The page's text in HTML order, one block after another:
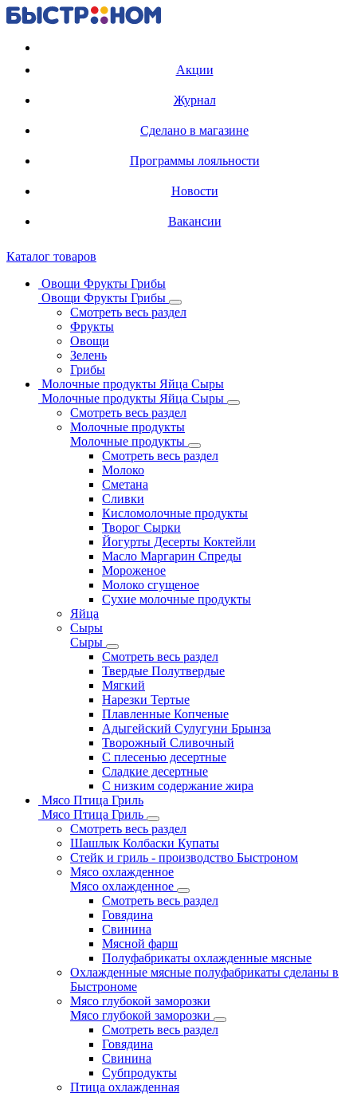
Акции
Журнал
Сделано в магазине
Программы лояльности
Новости
Вакансии
Каталог товаров
Овощи Фрукты Грибы
Овощи Фрукты Грибы
Смотреть весь раздел
Фрукты
Овощи
Зелень
Грибы
Молочные продукты Яйца Сыры
Молочные продукты Яйца Сыры
Смотреть весь раздел
Молочные продукты
Молочные продукты
Смотреть весь раздел
Молоко
Сметана
Сливки
Кисломолочные продукты
Творог Сырки
Йогурты Десерты Коктейли
Масло Маргарин Спреды
Мороженое
Молоко сгущеное
Сухие молочные продукты
Яйца
Сыры
Сыры
Смотреть весь раздел
Твердые Полутвердые
Мягкий
Нарезки Тертые
Плавленные Копченые
Адыгейский Сулугуни Брынза
Творожный Сливочный
С плесенью десертные
Сладкие десертные
С низким содержание жира
Мясо Птица Гриль
Мясо Птица Гриль
Смотреть весь раздел
Шашлык Колбаски Купаты
Стейк и гриль - производство Быстроном
Мясо охлажденное
Мясо охлажденное
Смотреть весь раздел
Говядина
Свинина
Мясной фарш
Полуфабрикаты охлажденные мясные
Охлажденные мясные полуфабрикаты сделаны в
Быстрономе
Мясо глубокой заморозки
Мясо глубокой заморозки
Смотреть весь раздел
Говядина
Свинина
Субпродукты
Птица охлажденная